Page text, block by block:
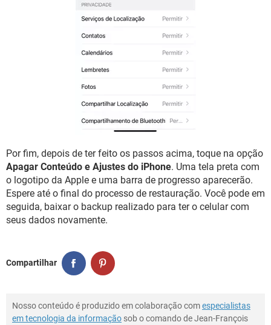
Por fim, depois de ter feito os passos acima, toque na opção
Apagar Conteúdo e Ajustes do iPhone. Uma tela preta com
o logotipo da Apple e uma barra de progresso aparecerão.
Espere até o final do processo de restauração. Você pode em
seguida, baixar o backup realizado para ter o celular com
seus dados novamente.
Compartilhar
Nosso conteúdo é produzido em colaboração comespecialistas
em tecnologia da informação sob o comando de Jean-François